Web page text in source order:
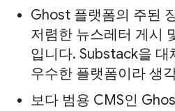
Ghost 플랫폼의 주된
저렴한 뉴스레터 게시
입니다. Substack을 대
우수한 플랫폼이라 생
보다 범용 CMS인